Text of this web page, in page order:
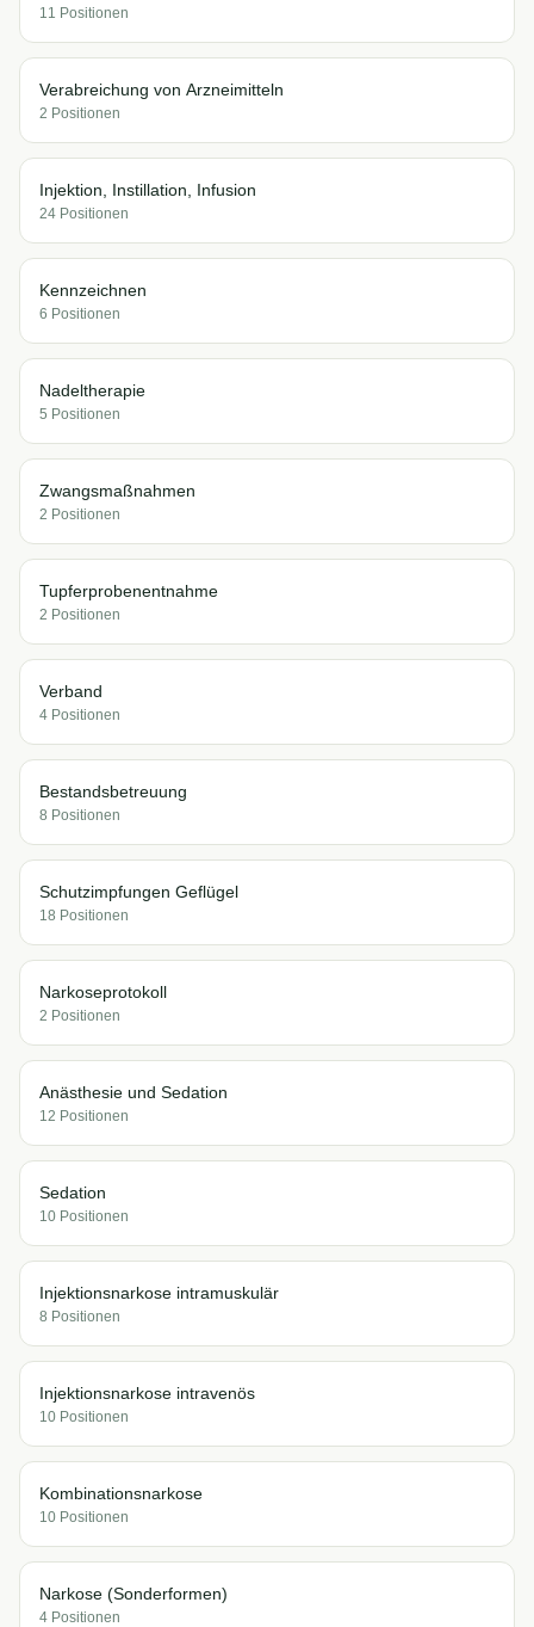
11 Positionen
Verabreichung von Arzneimitteln
2 Positionen
Injektion, Instillation, Infusion
24 Positionen
Kennzeichnen
6 Positionen
Nadeltherapie
5 Positionen
Zwangsmaßnahmen
2 Positionen
Tupferprobenentnahme
2 Positionen
Verband
4 Positionen
Bestandsbetreuung
8 Positionen
Schutzimpfungen Geflügel
18 Positionen
Narkoseprotokoll
2 Positionen
Anästhesie und Sedation
12 Positionen
Sedation
10 Positionen
Injektionsnarkose intramuskulär
8 Positionen
Injektionsnarkose intravenös
10 Positionen
Kombinationsnarkose
10 Positionen
Narkose (Sonderformen)
4 Positionen